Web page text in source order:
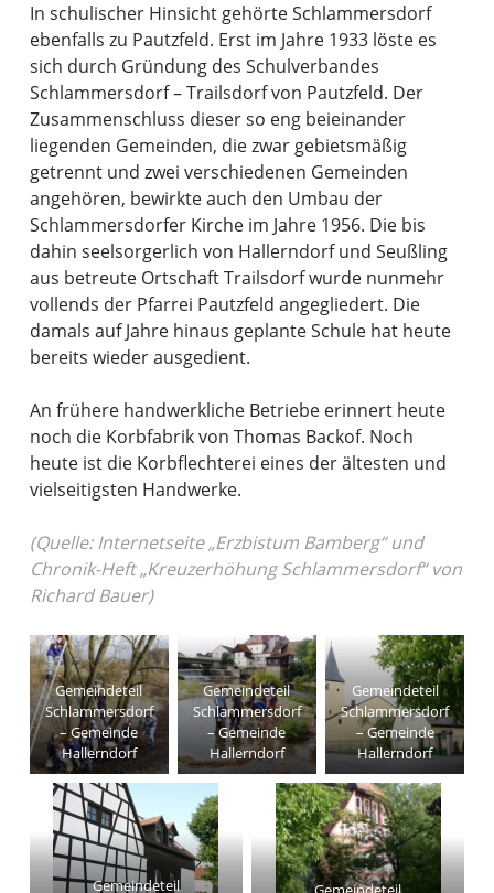
In schulischer Hinsicht gehörte Schlammersdorf
ebenfalls zu Pautzfeld. Erst im Jahre 1933 löste es
sich durch Gründung des Schulverbandes
Schlammersdorf – Trailsdorf von Pautzfeld. Der
Zusammenschluss dieser so eng beieinander
liegenden Gemeinden, die zwar gebietsmäßig
getrennt und zwei verschiedenen Gemeinden
angehören, bewirkte auch den Umbau der
Schlammersdorfer Kirche im Jahre 1956. Die bis
dahin seelsorgerlich von Hallerndorf und Seußling
aus betreute Ortschaft Trailsdorf wurde nunmehr
vollends der Pfarrei Pautzfeld angegliedert. Die
damals auf Jahre hinaus geplante Schule hat heute
bereits wieder ausgedient.
An frühere handwerkliche Betriebe erinnert heute
noch die Korbfabrik von Thomas Backof. Noch
heute ist die Korbflechterei eines der ältesten und
vielseitigsten Handwerke.
(Quelle: Internetseite „Erzbistum Bamberg“ und
Chronik-Heft „Kreuzerhöhung Schlammersdorf“ von
Richard Bauer)
Gemeindeteil
Schlammersdorf
– Gemeinde
Hallerndorf
Gemeindeteil
Schlammersdorf
– Gemeinde
Hallerndorf
Gemeindeteil
Schlammersdorf
– Gemeinde
Hallerndorf
Gemeindeteil